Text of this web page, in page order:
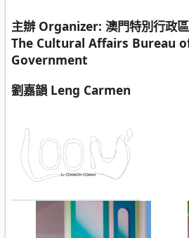
主辦 Organizer: 澳門特別行政
The Cultural Affairs Bureau
Government
劉嘉韻 Leng Carmen